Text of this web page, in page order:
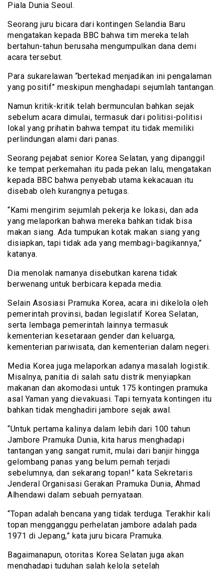
Piala Dunia Seoul.
Seorang juru bicara dari kontingen Selandia Baru
mengatakan kepada BBC bahwa tim mereka telah
bertahun-tahun berusaha mengumpulkan dana demi
acara tersebut.
Para sukarelawan “bertekad menjadikan ini pengalaman
yang positif” meskipun menghadapi sejumlah tantangan.
Namun kritik-kritik telah bermunculan bahkan sejak
sebelum acara dimulai, termasuk dari politisi-politisi
lokal yang prihatin bahwa tempat itu tidak memiliki
perlindungan alami dari panas.
Seorang pejabat senior Korea Selatan, yang dipanggil
ke tempat perkemahan itu pada pekan lalu, mengatakan
kepada BBC bahwa penyebab utama kekacauan itu
disebab oleh kurangnya petugas.
“Kami mengirim sejumlah pekerja ke lokasi, dan ada
yang melaporkan bahwa mereka bahkan tidak bisa
makan siang. Ada tumpukan kotak makan siang yang
disiapkan, tapi tidak ada yang membagi-bagikannya,”
katanya.
Dia menolak namanya disebutkan karena tidak
berwenang untuk berbicara kepada media.
Selain Asosiasi Pramuka Korea, acara ini dikelola oleh
pemerintah provinsi, badan legislatif Korea Selatan,
serta lembaga pemerintah lainnya termasuk
kementerian kesetaraan gender dan keluarga,
kementerian pariwisata, dan kementerian dalam negeri.
Media Korea juga melaporkan adanya masalah logistik.
Misalnya, panitia di salah satu distrik menyiapkan
makanan dan akomodasi untuk 175 kontingen pramuka
asal Yaman yang dievakuasi. Tapi ternyata kontingen itu
bahkan tidak menghadiri jambore sejak awal.
“Untuk pertama kalinya dalam lebih dari 100 tahun
Jambore Pramuka Dunia, kita harus menghadapi
tantangan yang sangat rumit, mulai dari banjir hingga
gelombang panas yang belum pernah terjadi
sebelumnya, dan sekarang topan!” kata Sekretaris
Jenderal Organisasi Gerakan Pramuka Dunia, Ahmad
Alhendawi dalam sebuah pernyataan.
“Topan adalah bencana yang tidak terduga. Terakhir kali
topan mengganggu perhelatan jambore adalah pada
1971 di Jepang,” kata juru bicara Pramuka.
Bagaimanapun, otoritas Korea Selatan juga akan
menghadapi tuduhan salah kelola setelah